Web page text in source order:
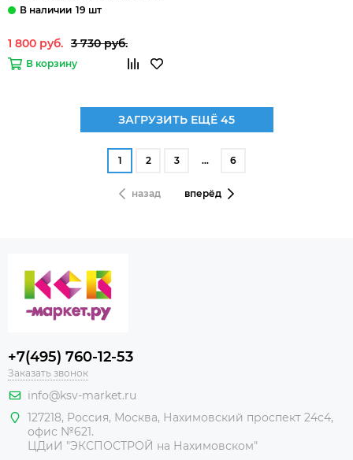
низковольтного шинопровода
19 шт
1 800 руб. 3 730 руб.
В корзину
ЗАГРУЗИТЬ ЕЩЁ 45
назад
1 2 3 … 6
вперёд
+7(495) 760-12-53
Заказать звонок
info@ksv-market.ru
127218, Россия, Москва, Нахимовский проспект 24с4,
офис №621.
ЦДиИ "ЭКСПОСТРОЙ на Нахимовском"